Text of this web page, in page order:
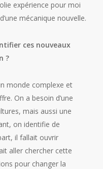
expérience pour moi
mécanique nouvelle.
ces nouveaux
?
monde complexe et
On a besoin d’une
mais aussi une
on identifie de
il fallait ouvrir
aller chercher cette
pour changer la